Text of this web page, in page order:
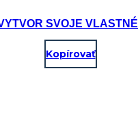
SVOJE VLASTNÉ
Kopírovať